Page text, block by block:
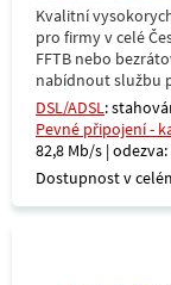
Kvalitní
pro firmy v celé
FFTB nebo
nabídnout službu
DSL/ADSL:
Pevné připojení -
82,8 Mb/s |
Dostupnost v